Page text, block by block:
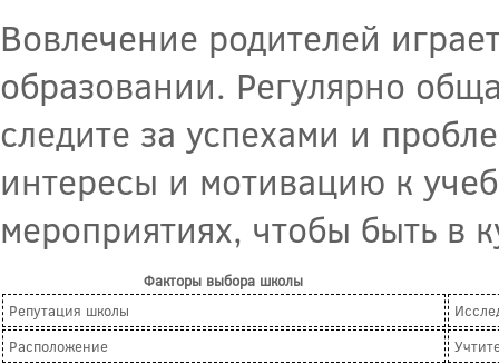
Вовлечение родителей
образовании. Регулярно
следите за успехами и
интересы и мотивацию к
мероприятиях, чтобы быть в
Факторы выбора школы
Репутация школы
Расположение